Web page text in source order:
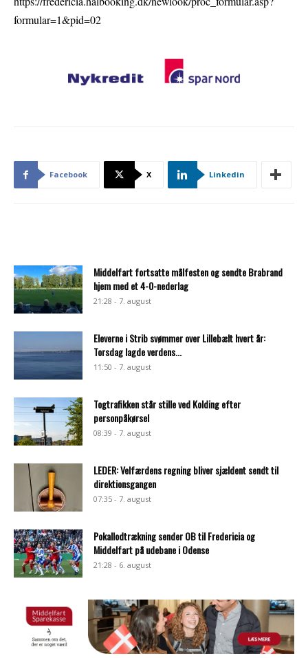
formular=1&pid=02
Facebook X Linkedin
Middelfart fortsatte målfesten og sendte Brabrand
hjem med et 4-0-nederlag
21:28 - 7. august
Eleverne i Strib svømmer over Lillebælt hvert år:
Torsdag lagde verdens...
11:50 - 7. august
Togtrafikken står stille ved Kolding efter
personpåkørsel
08:39 - 7. august
LEDER: Velfærdens regning bliver sjældent sendt til
direktionsgangen
07:35 - 7. august
Pokallodtrækning sender OB til Fredericia og
Middelfart på udebane i Odense
21:28 - 6. august